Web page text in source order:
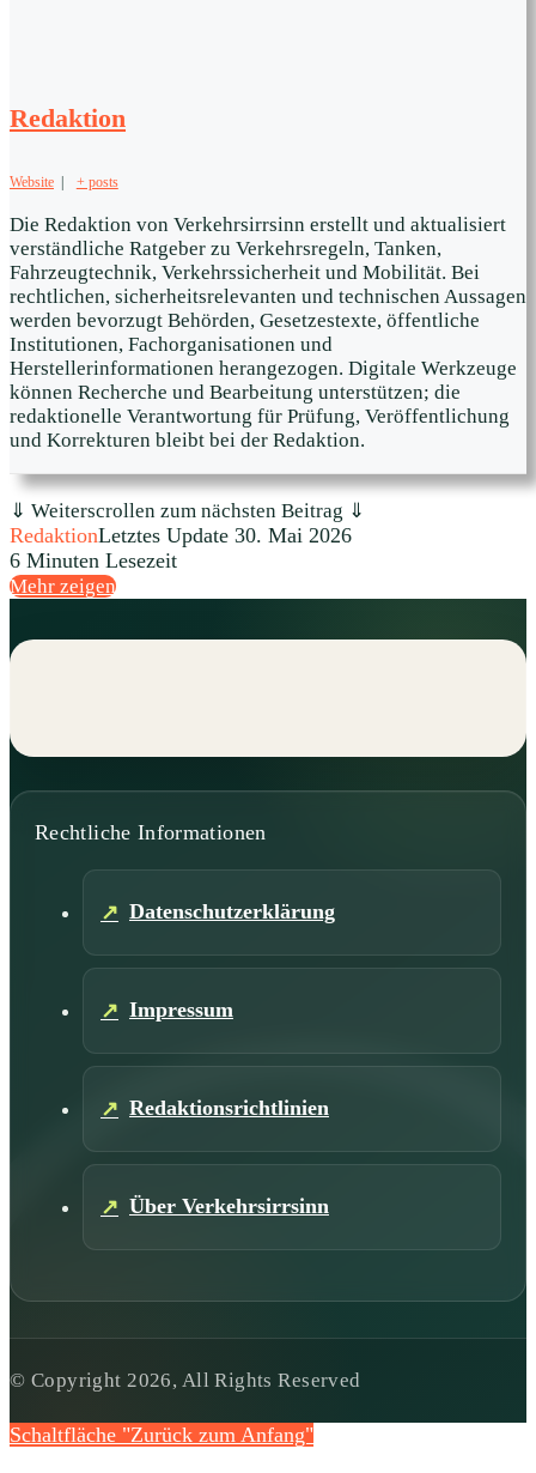
Redaktion
Website | + posts
Die Redaktion von Verkehrsirrsinn erstellt und aktualisiert
verständliche Ratgeber zu Verkehrsregeln, Tanken,
Fahrzeugtechnik, Verkehrssicherheit und Mobilität. Bei
rechtlichen, sicherheitsrelevanten und technischen Aussagen
werden bevorzugt Behörden, Gesetzestexte, öffentliche
Institutionen, Fachorganisationen und
Herstellerinformationen herangezogen. Digitale Werkzeuge
können Recherche und Bearbeitung unterstützen; die
redaktionelle Verantwortung für Prüfung, Veröffentlichung
und Korrekturen bleibt bei der Redaktion.
⇓ Weiterscrollen zum nächsten Beitrag ⇓
RedaktionLetztes Update 30. Mai 2026
6 Minuten Lesezeit
Mehr zeigen
Rechtliche Informationen
Datenschutzerklärung
Impressum
Redaktionsrichtlinien
Über Verkehrsirrsinn
© Copyright 2026, All Rights Reserved
Schaltfläche "Zurück zum Anfang"